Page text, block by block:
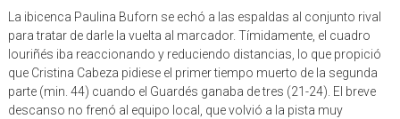
La ibicenca Paulina Buforn se echó a las espaldas al conjunto rival
para tratar de darle la vuelta al marcador. Tímidamente, el cuadro
louriñés iba reaccionando y reduciendo distancias, lo que propició
que Cristina Cabeza pidiese el primer tiempo muerto de la segunda
parte (min. 44) cuando el Guardés ganaba de tres (21-24). El breve
descanso no frenó al equipo local, que volvió a la pista muy